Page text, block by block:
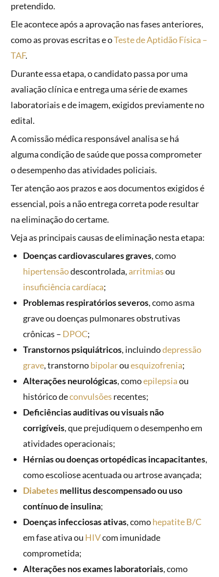
pretendido.
Ele acontece após a aprovação nas fases anteriores,
como as provas escritas e oTeste de Aptidão Física –
TAF.
Durante essa etapa, o candidato passa por uma
avaliação clínica e entrega uma série de exames
laboratoriais e de imagem, exigidos previamente no
edital.
A comissão médica responsável analisa se há
alguma condição de saúde que possa comprometer
o desempenho das atividades policiais.
Ter atenção aos prazos e aos documentos exigidos é
essencial, pois a não entrega correta pode resultar
na eliminação do certame.
Veja as principais causas de eliminação nesta etapa:
Doenças cardiovasculares graves, como
hipertensãodescontrolada, arritmiasou
insuficiência cardíaca;
Problemas respiratórios severos, como asma
grave ou doenças pulmonares obstrutivas
crônicas – DPOC;
Transtornos psiquiátricos, incluindodepressão
grave, transtornobipolarouesquizofrenia;
Alterações neurológicas, comoepilepsiaou
histórico deconvulsões recentes;
Deficiências auditivas ou visuais não
corrigíveis, que prejudiquem o desempenho em
atividades operacionais;
Hérnias ou doenças ortopédicas incapacitantes,
como escoliose acentuada ou artrose avançada;
Diabetesmellitus descompensado ou uso
contínuo de insulina;
Doenças infecciosas ativas, comohepatite B/C
em fase ativa ou HIVcom imunidade
comprometida;
Alterações nos exames laboratoriais, como